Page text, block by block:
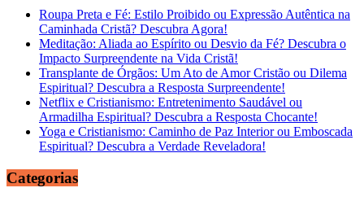
Roupa Preta e Fé: Estilo Proibido ou Expressão Autêntica na
Caminhada Cristã? Descubra Agora!
Meditação: Aliada ao Espírito ou Desvio da Fé? Descubra o
Impacto Surpreendente na Vida Cristã!
Transplante de Órgãos: Um Ato de Amor Cristão ou Dilema
Espiritual? Descubra a Resposta Surpreendente!
Netflix e Cristianismo: Entretenimento Saudável ou
Armadilha Espiritual? Descubra a Resposta Chocante!
Yoga e Cristianismo: Caminho de Paz Interior ou Emboscada
Espiritual? Descubra a Verdade Reveladora!
Categorias